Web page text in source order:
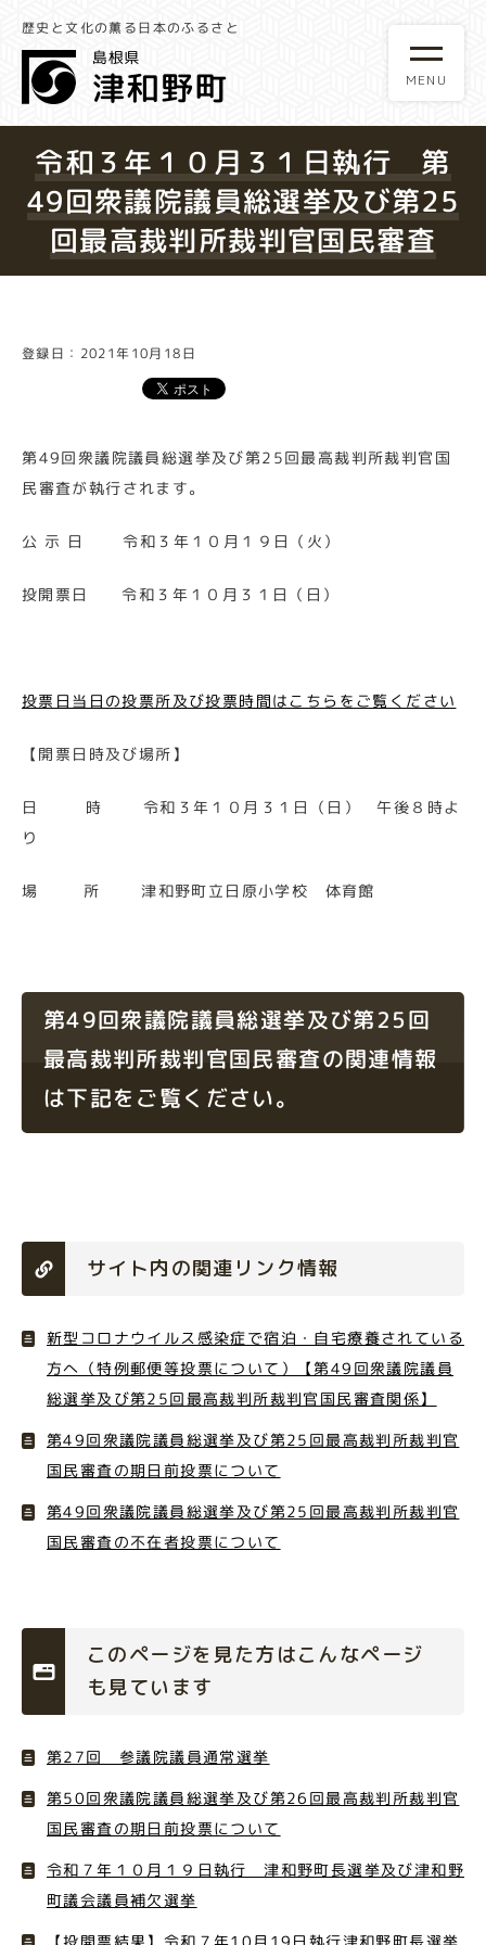
歴史と文化の薫る日本のふるさと
令和３年１０月３１日執行 第
49回衆議院議員総選挙及び第25
回最高裁判所裁判官国民審査
登録日：2021年10月18日
第49回衆議院議員総選挙及び第25回最高裁判所裁判官国
民審査が執行されます。
公 示 日 令和３年１０月１９日（火）
投開票日 令和３年１０月３１日（日）
投票日当日の投票所及び投票時間はこちらをご覧ください
【開票日時及び場所】
日 時 令和３年１０月３１日（日） 午後８時よ
り
場 所 津和野町立日原小学校 体育館
第49回衆議院議員総選挙及び第25回
最高裁判所裁判官国民審査の関連情報
は下記をご覧ください。
サイト内の関連リンク情報
新型コロナウイルス感染症で宿泊・自宅療養されている
方へ（特例郵便等投票について）【第49回衆議院議員
総選挙及び第25回最高裁判所裁判官国民審査関係】
第49回衆議院議員総選挙及び第25回最高裁判所裁判官
国民審査の期日前投票について
第49回衆議院議員総選挙及び第25回最高裁判所裁判官
国民審査の不在者投票について
このページを見た方はこんなページ
も見ています
第27回 参議院議員通常選挙
第50回衆議院議員総選挙及び第26回最高裁判所裁判官
国民審査の期日前投票について
令和７年１０月１９日執行 津和野町長選挙及び津和野
町議会議員補欠選挙